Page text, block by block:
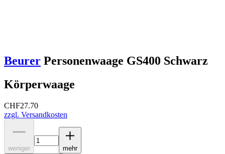
Beurer Personenwaage GS400 Schwarz
Körperwaage
CHF27.70
zzgl. Versandkosten
weniger
mehr